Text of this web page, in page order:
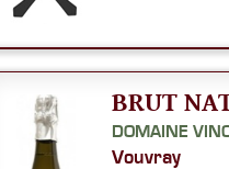
BRUT
DOMAINE
Vouvray